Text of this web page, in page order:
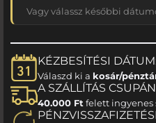
Vagy válassz későbbi
KÉZBESÍTÉSI
Válaszd ki a kosár/
A SZÁLLÍTÁS
40.000 Ft felett ingyenes